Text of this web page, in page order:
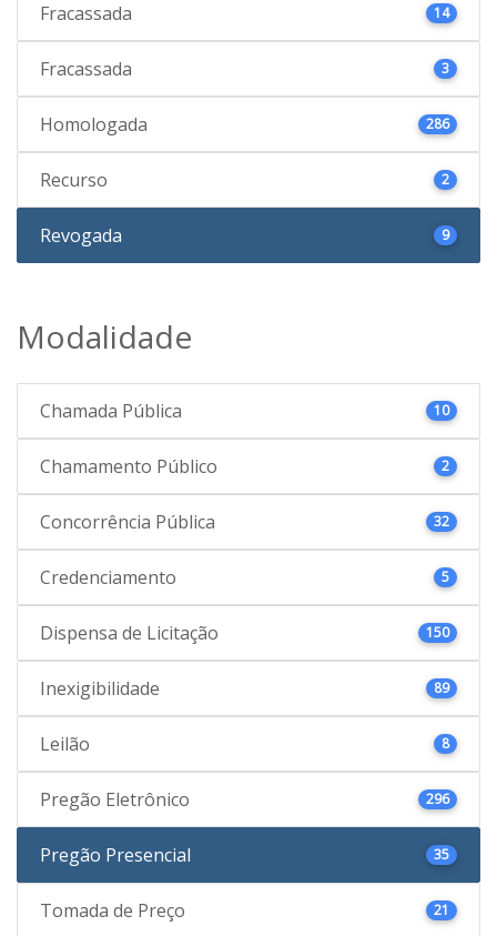
Fracassada 14
Fracassada 3
Homologada 286
Recurso 2
Revogada 9
Modalidade
Chamada Pública 10
Chamamento Público 2
Concorrência Pública 32
Credenciamento 5
Dispensa de Licitação 150
Inexigibilidade 89
Leilão 8
Pregão Eletrônico 296
Pregão Presencial 35
Tomada de Preço 21